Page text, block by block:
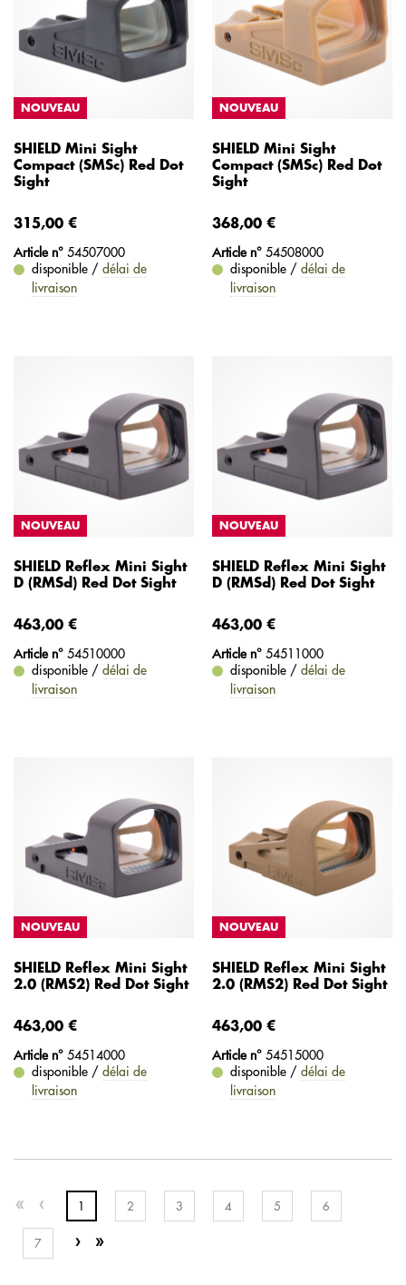
NOUVEAU
SHIELD Mini Sight
Compact (SMSc) Red Dot
Sight
315,00 €
Article n° 54507000
disponible / délai de
livraison
NOUVEAU
SHIELD Mini Sight
Compact (SMSc) Red Dot
Sight
368,00 €
Article n° 54508000
disponible / délai de
livraison
NOUVEAU
SHIELD Reflex Mini Sight
D (RMSd) Red Dot Sight
463,00 €
Article n° 54510000
disponible / délai de
livraison
NOUVEAU
SHIELD Reflex Mini Sight
D (RMSd) Red Dot Sight
463,00 €
Article n° 54511000
disponible / délai de
livraison
NOUVEAU
SHIELD Reflex Mini Sight
2.0 (RMS2) Red Dot Sight
463,00 €
Article n° 54514000
disponible / délai de
livraison
NOUVEAU
SHIELD Reflex Mini Sight
2.0 (RMS2) Red Dot Sight
463,00 €
Article n° 54515000
disponible / délai de
livraison
1 2 3 4 5 6
7